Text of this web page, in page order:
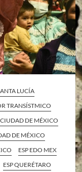
LUCÍA
TRANSÍSTMICO
DE MÉXICO
DE MÉXICO
ESP EDO MEX
ESP QUERÉTARO